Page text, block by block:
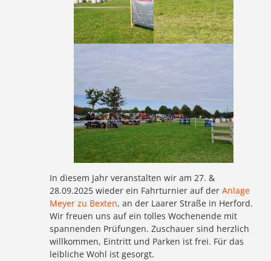
In diesem Jahr veranstalten wir am 27. &
28.09.2025 wieder ein Fahrturnier auf derAnlage
Meyer zu Bexten, an der Laarer Straße in Herford.
Wir freuen uns auf ein tolles Wochenende mit
spannenden Prüfungen. Zuschauer sind herzlich
willkommen, Eintritt und Parken ist frei. Für das
leibliche Wohl ist gesorgt.